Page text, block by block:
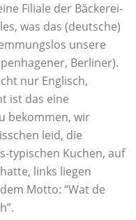
Filiale der Bäckerei-
was das (deutsche)
unsere
Berliner).
nur Englisch,
ist das eine
bekommen, wir
leid, die
typischen Kuchen, auf
links liegen
Motto: “Wat de